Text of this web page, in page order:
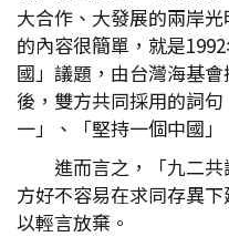
大合作、大發展的兩岸光
的內容很簡單，就是
國」議題，由台灣海基
後，雙方共同採用的詞
一」、「堅持一個中國」
進而言之，「九二
方好不容易在求同存異
以輕言放棄。